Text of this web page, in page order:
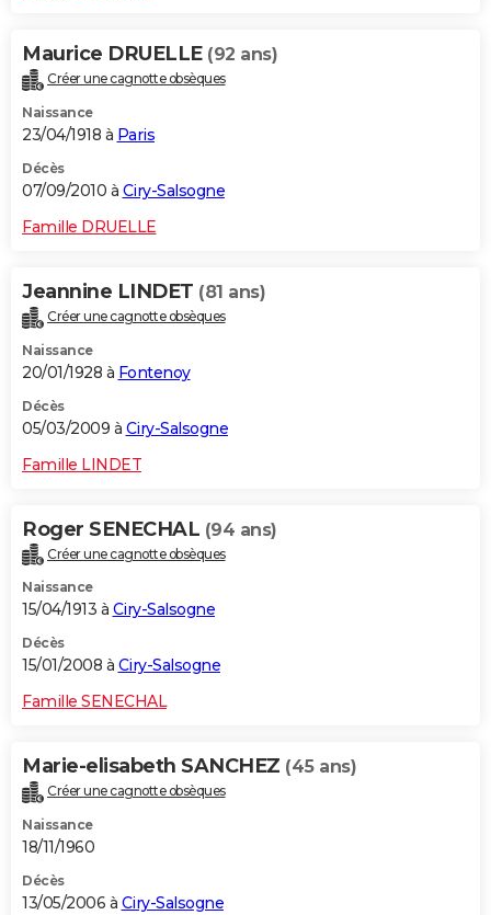
Maurice DRUELLE (92 ans)
Créer une cagnotte obsèques
Naissance
23/04/1918 à Paris
Décès
07/09/2010 à Ciry-Salsogne
Famille DRUELLE
Jeannine LINDET (81 ans)
Créer une cagnotte obsèques
Naissance
20/01/1928 à Fontenoy
Décès
05/03/2009 à Ciry-Salsogne
Famille LINDET
Roger SENECHAL (94 ans)
Créer une cagnotte obsèques
Naissance
15/04/1913 à Ciry-Salsogne
Décès
15/01/2008 à Ciry-Salsogne
Famille SENECHAL
Marie-elisabeth SANCHEZ (45 ans)
Créer une cagnotte obsèques
Naissance
18/11/1960
Décès
13/05/2006 à Ciry-Salsogne